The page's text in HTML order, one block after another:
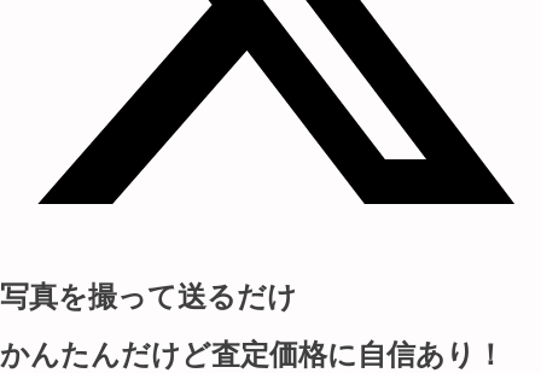
写真を撮って送るだけ
かんたんだけど査定価格に自信あり！